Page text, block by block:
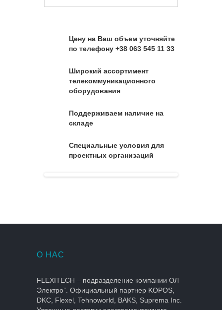
Цену на Ваш объем уточняйте
по телефону +38 063 545 11 33
Широкий ассортимент
телекоммуникационного
оборудования
Поддерживаем наличие на
складе
Специальные условия для
проектных организаций
О НАС
FLEXITECH – подразделение компании ОЛ
Электро”. Официальный партнер KOPOS,
DKC, Flexel, Tehnoworld, BAKS, Suprema Inc.